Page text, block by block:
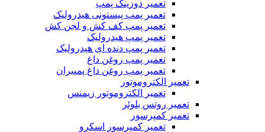
تعمیر دوزینگ پمپ
تعمیر پمپ پیستونی هیدرولیک
تعمیر پمپ کف کش و لجن کش
تعمیر پمپ هیدرولیک
تعمیر پمپ دنده ای هیدرولیک
تعمیر پمپ روغن داغ
تعمیر پمپ روغن داغ پمپیران
تعمیر الکتروموتور
تعمیر الکتروموتور زیمنس
تعمیر روتس بلوئر
تعمیر کمپرسور
تعمیر کمپرسور اسکرو